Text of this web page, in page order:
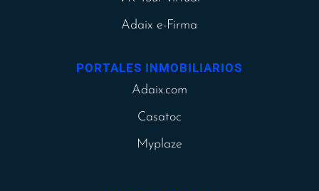
Adaix e-Firma
PORTALES INMOBILIARIOS
Adaix.com
Casatoc
Myplaze